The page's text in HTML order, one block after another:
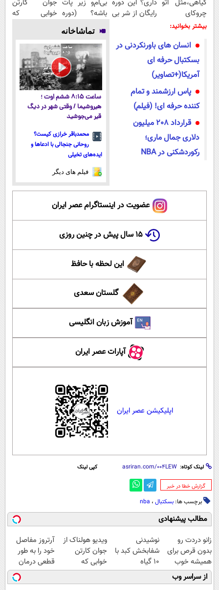
گیاهی،مثل اتو
چروکای
پوستتوصاف
داری؟ این دوره
رایگان از شر بی
بی‌ام‌و زیر پات
باشه؟ (دوره
رایگان درآمد
میلیاردی)
جوان کارتن
خوابی که
بیشتر بخوانید:
انسان های باورنکردنی در
بسکتبال حرفه ای
آمریکا(+تصاویر)
پاس ارزشمند و تمام
کننده حرفه ای! (فیلم)
قرارداد 208 میلیون
دلاری جمال ماری؛
رکوردشکنی در NBA
تماشاخانه
ساعت ۸:۱۵ ششم اوت ؛
هیروشیما / وقتی شهر در دیگ
قیر می‌جوشید
محمدباقر خرازی کیست؟
روحانی جنجالی با ادعاها و
ایده‌های تخیلی
فیلم های دیگر
عضویت در اینستاگرام عصر ایران
۱۵ سال پیش در چنین روزی
این لحظه با حافظ
گلستان سعدی
آموزش زبان انگلیسی
آپارات عصر ایران
اپلیکیشن عصر ایران
لینک کوتاه: کپی لینک
‌گزارش خطا در خبر
برچسب ها: بسکتبال ، nba
مطالب پیشنهادی
زانو دردت رو
بدون قرص برای
همیشه خوب
کن! (قدم اول،
پرسش‌نامه)
نوشیدنی
شفابخش کبد با
10 گیاه
موثر(تخفیف تا
امشب)
ویدیو هولناک از
جوان کارتن
خوابی که
میلیاردر شد.
آموزش رایگان
آرتروز مفاصل
خود را به طور
قطعی درمان
کنید!
◗پرسش‌نامه◖
از سراسر وب